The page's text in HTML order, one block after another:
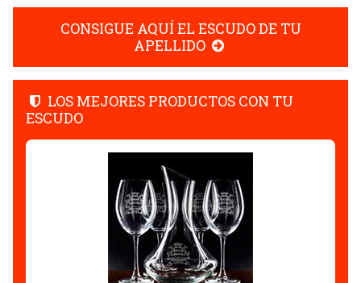
CONSIGUE AQUÍ EL ESCUDO DE TU
APELLIDO
LOS MEJORES PRODUCTOS CON TU
ESCUDO